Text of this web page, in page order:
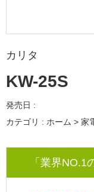
カリタ
KW-25S
発売日 :
カテゴリ : ホーム > 家
「業界NO.1